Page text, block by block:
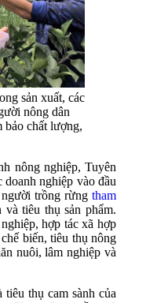
sản xuất, các
nông dân
bảo chất lượng,
nông nghiệp, Tuyên
nghiệp vào đầu
trồng rừng tham
và tiêu thụ sản phẩm.
hợp tác xã hợp
biến, tiêu thụ nông
nuôi, lâm nghiệp và
tiêu thụ cam sành của